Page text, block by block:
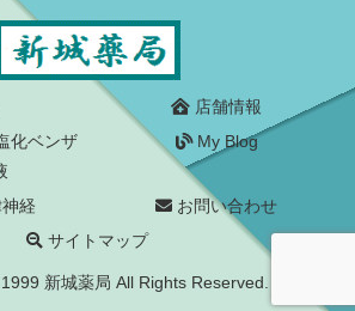
店舗情報
化ベンザ
My Blog
経
お問い合わせ
サイトマップ
新城薬局 All Rights Reserved.